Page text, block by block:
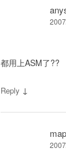
都用上ASM了??
Reply ↓